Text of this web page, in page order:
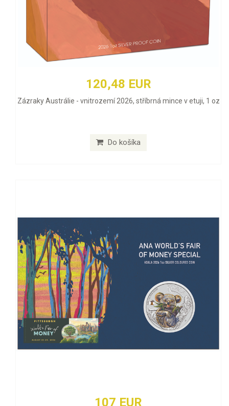
120,48 EUR
Zázraky Austrálie - vnitrozemí 2026, stříbrná mince v etuji, 1 oz
Do košíka
107 EUR